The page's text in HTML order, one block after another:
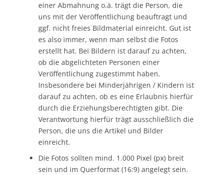
einer Abmahnung o.ä. trägt die Person, die
uns mit der Veröffentlichung beauftragt und
ggf. nicht freies Bildmaterial einreicht. Gut ist
es also immer, wenn man selbst die Fotos
erstellt hat. Bei Bildern ist darauf zu achten,
ob die abgelichteten Personen einer
Veröffentlichung zugestimmt haben.
Insbesondere bei Minderjährigen / Kindern ist
darauf zu achten, ob es eine Erlaubnis hierfür
durch die Erziehungsberechtigten gibt. Die
Verantwortung hierfür trägt ausschließlich die
Person, die uns die Artikel und Bilder
einreicht.
Die Fotos sollten mind. 1.000 Pixel (px) breit
sein und im Querformat (16:9) angelegt sein.